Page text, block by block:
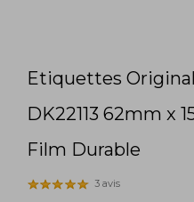
Etiquettes
DK22113 62mm x
Film Durable
3 avis